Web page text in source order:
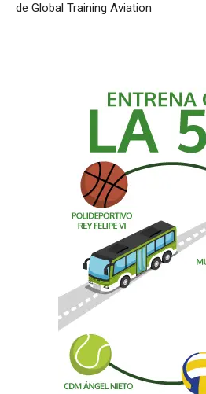
de Global Training Aviation